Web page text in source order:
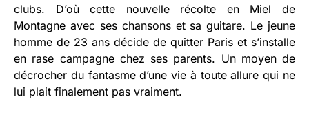
clubs. D’où cette nouvelle récolte en Miel de
Montagne avec ses chansons et sa guitare. Le jeune
homme de 23 ans décide de quitter Paris et s’installe
en rase campagne chez ses parents. Un moyen de
décrocher du fantasme d’une vie à toute allure qui ne
lui plait finalement pas vraiment.